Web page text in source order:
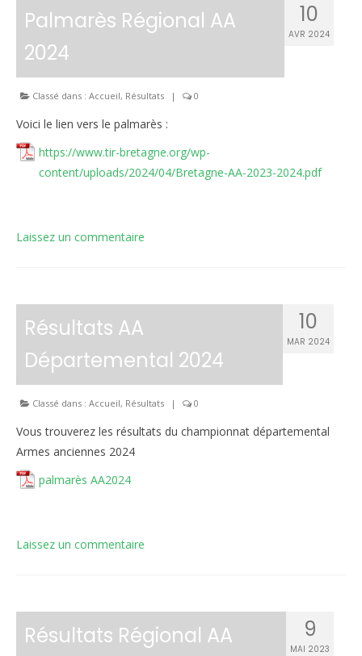
10
AVR 2024
Palmarès Régional AA
2024
Classé dans : Accueil, Résultats | 0
Voici le lien vers le palmarès :
https://www.tir-bretagne.org/wp-
content/uploads/2024/04/Bretagne-AA-2023-2024.pdf
Laissez un commentaire
10
MAR 2024
Résultats AA
Départemental 2024
Classé dans : Accueil, Résultats | 0
Vous trouverez les résultats du championnat départemental
Armes anciennes 2024
palmarès AA2024
Laissez un commentaire
9
MAI 2023
Résultats Régional AA